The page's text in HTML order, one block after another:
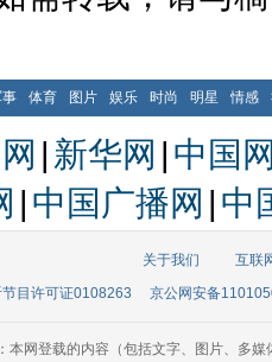
体育 图片 娱乐 时尚 明星 情感
| 新华网 | 中国
| 中国广播网 | 中
关于我们
互联
目许可证0108263
京公网安备
本网登载的内容（包括文字、图片、多